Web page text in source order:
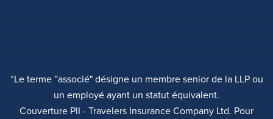
“Le terme ”associé" désigne un membre senior de la LLP ou
un employé ayant un statut équivalent.
Couverture PII - Travelers Insurance Company Ltd. Pour